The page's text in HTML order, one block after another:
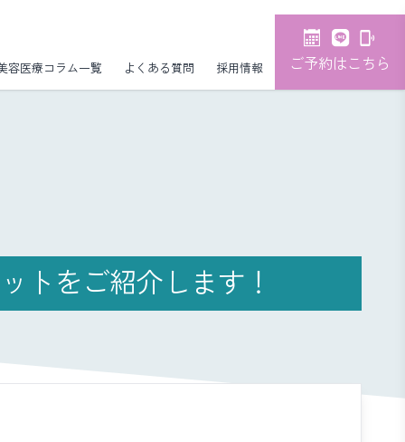
容医療コラム一覧 よくある質問 採用情報 ご予約はこちら
トをご紹介します！